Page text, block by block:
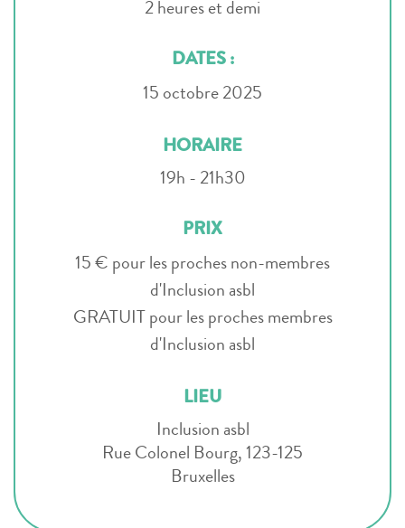
2 heures et demi
DATES :
15 octobre 2025
HORAIRE
19h - 21h30
PRIX
15 € pour les proches non-membres
d'Inclusion asbl
GRATUIT pour les proches membres
d'Inclusion asbl
LIEU
Inclusion asbl
Rue Colonel Bourg, 123-125
Bruxelles